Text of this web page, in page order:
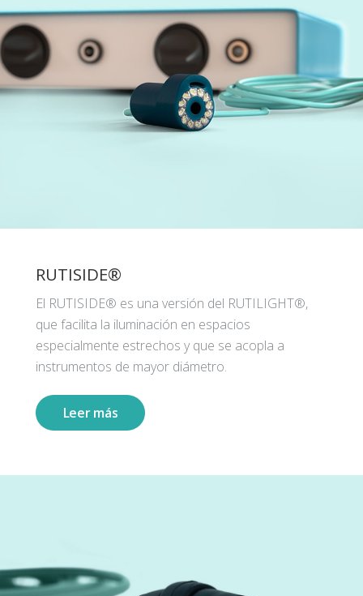
RUTISIDE®
El RUTISIDE® es una versión del RUTILIGHT®,
que facilita la iluminación en espacios
especialmente estrechos y que se acopla a
instrumentos de mayor diámetro.
Leer más